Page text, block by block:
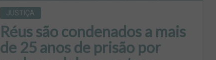
JUSTIÇA
Réus são condenados a mais
de 25 anos de prisão por